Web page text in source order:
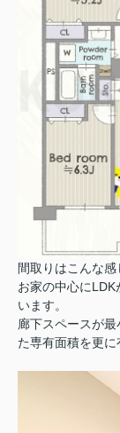
間取りはこんな感
お家の中心に
います。
廊下スペースが
た専有面積を更に